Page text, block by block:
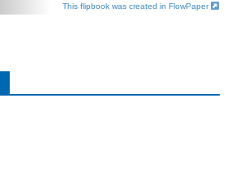
This flipbook was created in FlowPaper